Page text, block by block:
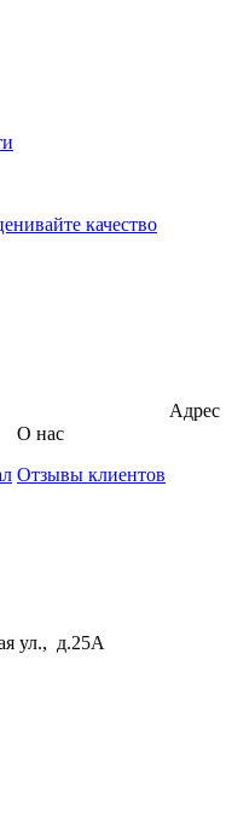
О нас
Отзывы клиентов
Адрес
ул., д.25А